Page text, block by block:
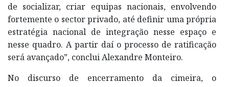
de socializar, criar equipas nacionais, envolvendo
fortemente o sector privado, até definir uma própria
estratégia nacional de integração nesse espaço e
nesse quadro. A partir daí o processo de ratificação
será avançado”, conclui Alexandre Monteiro.
No discurso de encerramento da cimeira, o